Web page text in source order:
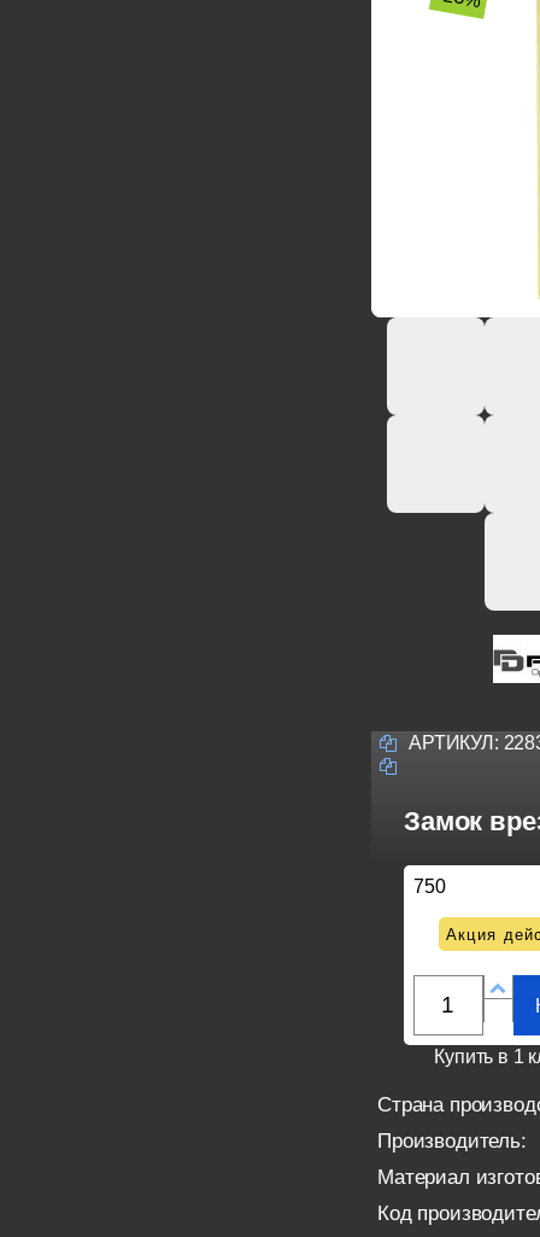
АРТИКУЛ:
Замок
750
Акция
Купить в 1
Страна
Производитель:
Материал
Код